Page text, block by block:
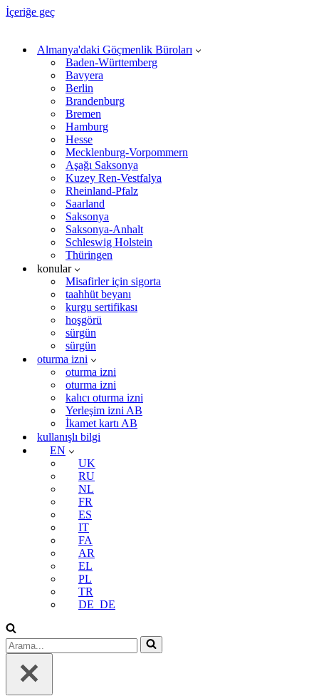
İçeriğe geç
Almanya'daki Göçmenlik Büroları
Baden-Württemberg
Bavyera
Berlin
Brandenburg
Bremen
Hamburg
Hesse
Mecklenburg-Vorpommern
Aşağı Saksonya
Kuzey Ren-Vestfalya
Rheinland-Pfalz
Saarland
Saksonya
Saksonya-Anhalt
Schleswig Holstein
Thüringen
konular
Misafirler için sigorta
taahhüt beyanı
kurgu sertifikası
hoşgörü
sürgün
sürgün
oturma izni
oturma izni
oturma izni
kalıcı oturma izni
Yerleşim izni AB
İkamet kartı AB
kullanışlı bilgi
EN
UK
RU
NL
FR
ES
IT
FA
AR
EL
PL
TR
DE_DE
Arama...